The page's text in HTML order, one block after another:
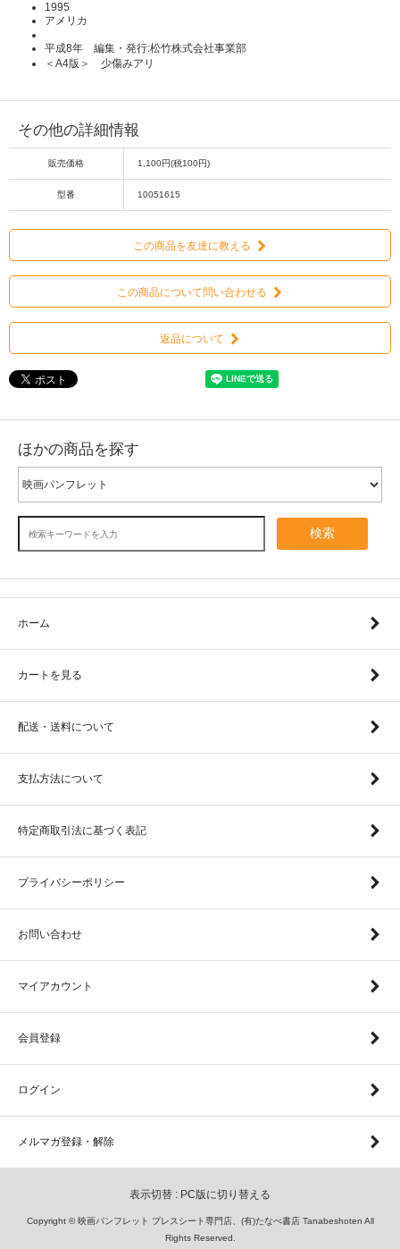
1995
アメリカ
平成8年 編集・発行:松竹株式会社事業部
＜A4版＞ 少傷みアリ
その他の詳細情報
販売価格 1,100円(税100円)
型番 10051615
この商品を友達に教える
この商品について問い合わせる
返品について
ほかの商品を探す
検索
ホーム
カートを見る
配送・送料について
支払方法について
特定商取引法に基づく表記
プライバシーポリシー
お問い合わせ
マイアカウント
会員登録
ログイン
メルマガ登録・解除
表示切替 : PC版に切り替える
Copyright © 映画パンフレット プレスシート専門店、(有)たなべ書店 Tanabeshoten All
Rights Reserved.